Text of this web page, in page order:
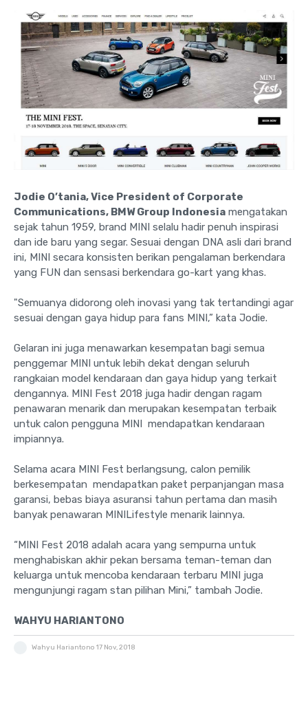
Jodie O’tania, Vice President of Corporate
Communications, BMW Group Indonesia mengatakan
sejak tahun 1959, brand MINI selalu hadir penuh inspirasi
dan ide baru yang segar. Sesuai dengan DNA asli dari brand
ini, MINI secara konsisten berikan pengalaman berkendara
yang FUN dan sensasi berkendara go-kart yang khas.
"Semuanya didorong oleh inovasi yang tak tertandingi agar
sesuai dengan gaya hidup para fans MINI,” kata Jodie.
Gelaran ini juga menawarkan kesempatan bagi semua
penggemar MINI untuk lebih dekat dengan seluruh
rangkaian model kendaraan dan gaya hidup yang terkait
dengannya. MINI Fest 2018 juga hadir dengan ragam
penawaran menarik dan merupakan kesempatan terbaik
untuk calon pengguna MINI mendapatkan kendaraan
impiannya.
Selama acara MINI Fest berlangsung, calon pemilik
berkesempatan mendapatkan paket perpanjangan masa
garansi, bebas biaya asuransi tahun pertama dan masih
banyak penawaran MINILifestyle menarik lainnya.
“MINI Fest 2018 adalah acara yang sempurna untuk
menghabiskan akhir pekan bersama teman-teman dan
keluarga untuk mencoba kendaraan terbaru MINI juga
mengunjungi ragam stan pilihan Mini,” tambah Jodie.
WAHYU HARIANTONO
Wahyu Hariantono 17 Nov, 2018